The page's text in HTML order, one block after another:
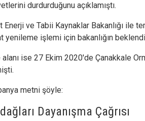
durdurduğunu açıklamıştı.
Enerji ve Tabii Kaynaklar Bakanlığı ile
yenileme işlemi için bakanlığın
alanı ise 27 Ekim 2020'de Çanakkale
metni şöyle:
Dayanışma Çağrısı